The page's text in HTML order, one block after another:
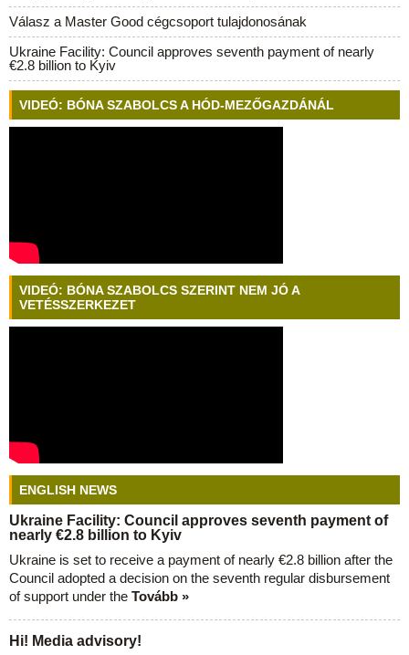
Válasz a Master Good cégcsoport tulajdonosának
Ukraine Facility: Council approves seventh payment of nearly
€2.8 billion to Kyiv
VIDEÓ: BÓNA SZABOLCS A HÓD-MEZŐGAZDÁNÁL
VIDEÓ: BÓNA SZABOLCS SZERINT NEM JÓ A
VETÉSSZERKEZET
ENGLISH NEWS
Ukraine Facility: Council approves seventh payment of
nearly €2.8 billion to Kyiv
Ukraine is set to receive a payment of nearly €2.8 billion after the
Council adopted a decision on the seventh regular disbursement
of support under the Tovább »
Hi! Media advisory!